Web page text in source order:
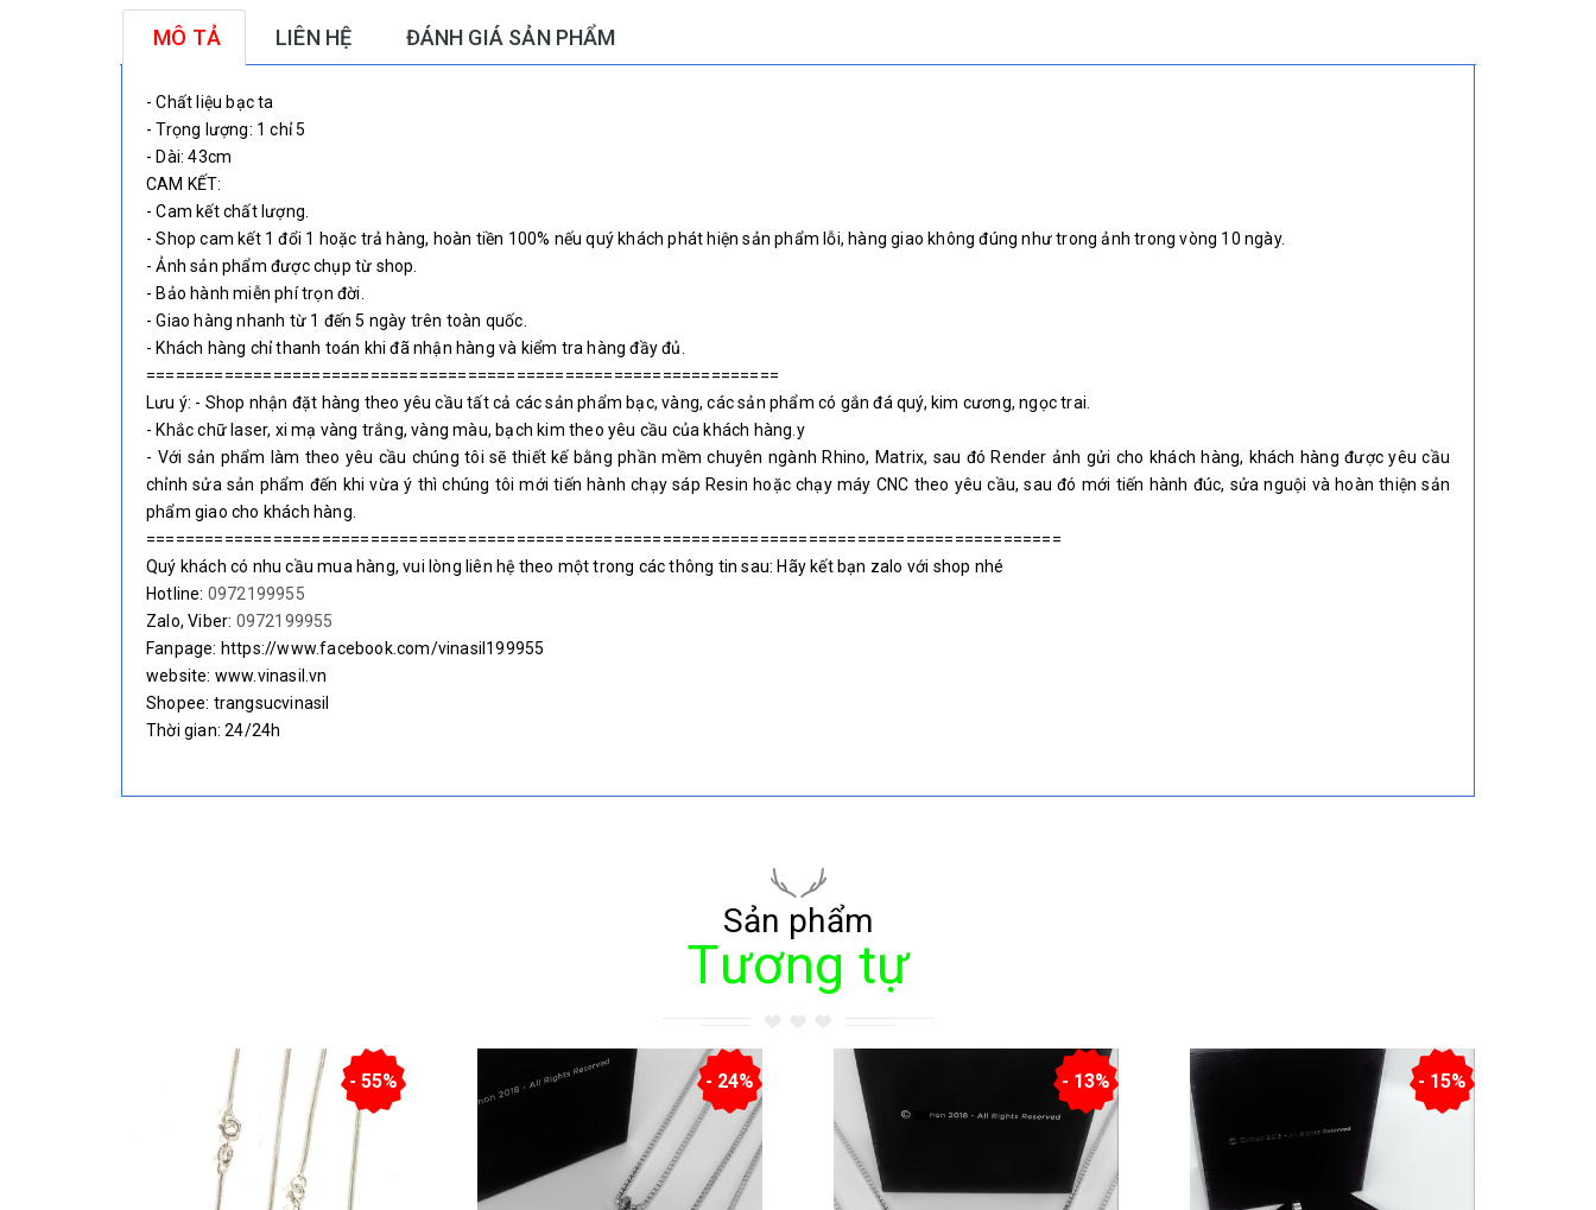
MÔ TẢ LIÊN HỆ ĐÁNH GIÁ SẢN PHẨM
- Chất liệu bạc ta
- Trọng lượng: 1 chỉ 5
- Dài: 43cm
CAM KẾT:
- Cam kết chất lượng.
- Shop cam kết 1 đổi 1 hoặc trả hàng, hoàn tiền 100% nếu quý khách phát hiện sản phẩm lỗi, hàng giao không đúng như trong ảnh trong vòng 10 ngày.
- Ảnh sản phẩm được chụp từ shop.
- Bảo hành miễn phí trọn đời.
- Giao hàng nhanh từ 1 đến 5 ngày trên toàn quốc.
- Khách hàng chỉ thanh toán khi đã nhận hàng và kiểm tra hàng đầy đủ.
=================================================================
Lưu ý: - Shop nhận đặt hàng theo yêu cầu tất cả các sản phẩm bạc, vàng, các sản phẩm có gắn đá quý, kim cương, ngọc trai.
- Khắc chữ laser, xi mạ vàng trắng, vàng màu, bạch kim theo yêu cầu của khách hàng.y
- Với sản phẩm làm theo yêu cầu chúng tôi sẽ thiết kế bằng phần mềm chuyên ngành Rhino, Matrix, sau đó Render ảnh gửi cho khách hàng, khách hàng được yêu cầu
chỉnh sửa sản phẩm đến khi vừa ý thì chúng tôi mới tiến hành chạy sáp Resin hoặc chạy máy CNC theo yêu cầu, sau đó mới tiến hành đúc, sửa nguội và hoàn thiện sản
phẩm giao cho khách hàng.
==============================================================================================
Quý khách có nhu cầu mua hàng, vui lòng liên hệ theo một trong các thông tin sau: Hãy kết bạn zalo với shop nhé
Hotline: 0972199955
Zalo, Viber: 0972199955
Fanpage: https://www.facebook.com/vinasil199955
website: www.vinasil.vn
Shopee: trangsucvinasil
Thời gian: 24/24h
Sản phẩm
Tương tự
- 55% - 24% - 13% - 15%